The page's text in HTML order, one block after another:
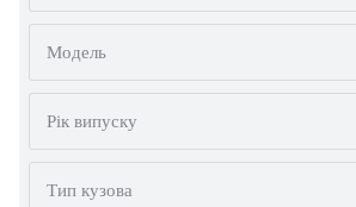
ALFA ROMEO
BMW
Модель
Рік випуску
Тип кузова